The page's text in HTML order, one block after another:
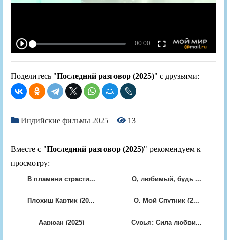
Поделитесь "Последний разговор (2025)" с друзьями:
Индийские фильмы 2025 13
Вместе с "Последний разговор (2025)" рекомендуем к
просмотру:
В пламени страсти... О, любимый, будь ...
Плохиш Картик (20... О, Мой Спутник (2...
Аарюан (2025) Сурья: Сила любви...